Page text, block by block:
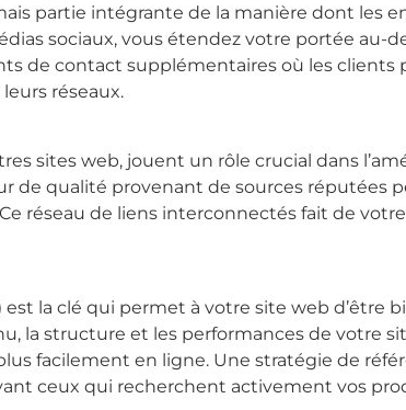
partie intégrante de la manière dont les
sociaux, vous étendez votre portée au-
de contact supplémentaires où les
réseaux.
sites web, jouent un rôle crucial dans
de qualité provenant de sources réputées
réseau de liens interconnectés fait de
la clé qui permet à votre site web d’être
la structure et les performances de votre
facilement en ligne. Une stratégie de
ceux qui recherchent activement vos